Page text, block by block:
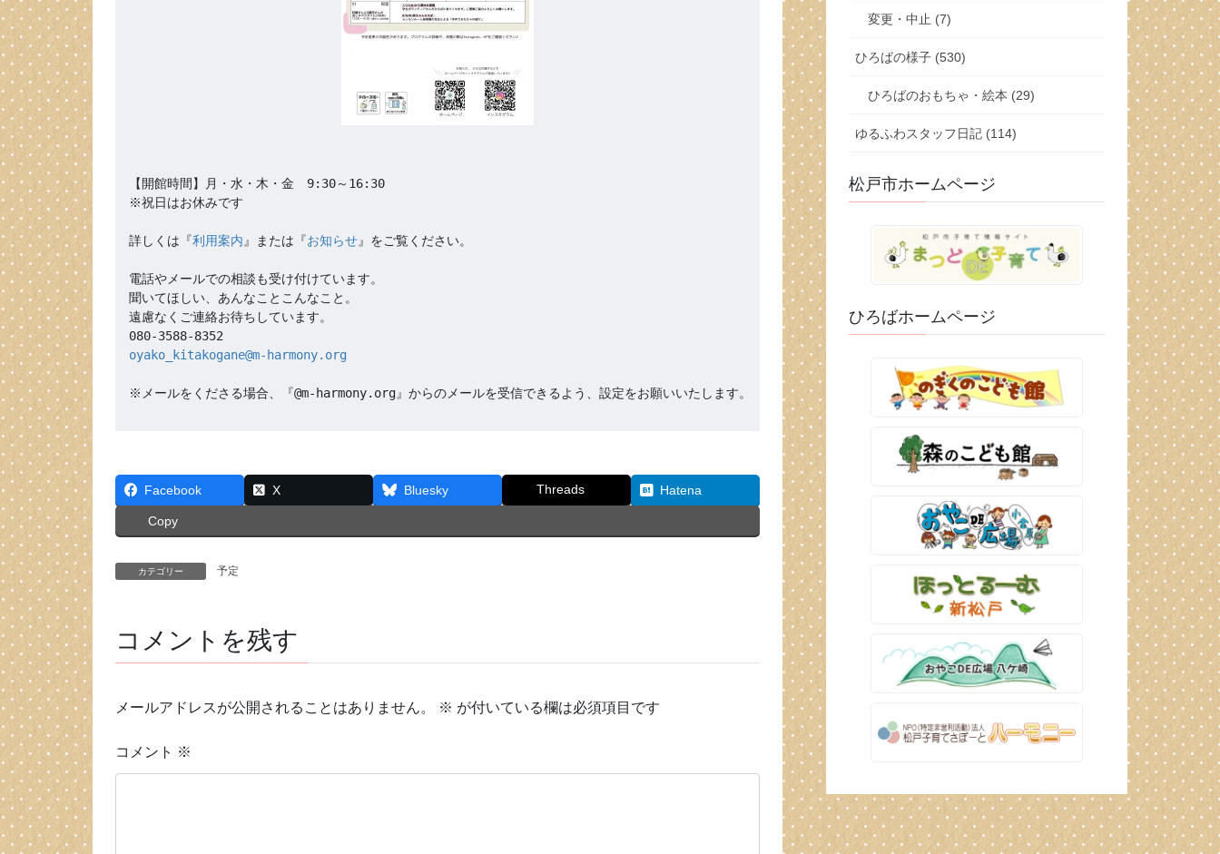
【開館時間】月・水・木・金　9:30～16:30
※祝日はお休みです
詳しくは『利用案内』または『お知らせ』をご覧ください。
電話やメールでの相談も受け付けています。
聞いてほしい、あんなことこんなこと。
遠慮なくご連絡お待ちしています。
oyako_kitakogane@m-harmony.org
※メールをくださる場合、『@m-harmony.org』からのメールを受信できるよう、設定をお願いいたします。
Facebook X Bluesky Threads Hatena
Copy
カテゴリー 予定
コメントを残す
メールアドレスが公開されることはありません。 ※ が付いている欄は必須項目です
コメント ※
変更・中止 (7)
ひろばの様子 (530)
ひろばのおもちゃ・絵本 (29)
ゆるふわスタッフ日記 (114)
松戸市ホームページ
ひろばホームページ